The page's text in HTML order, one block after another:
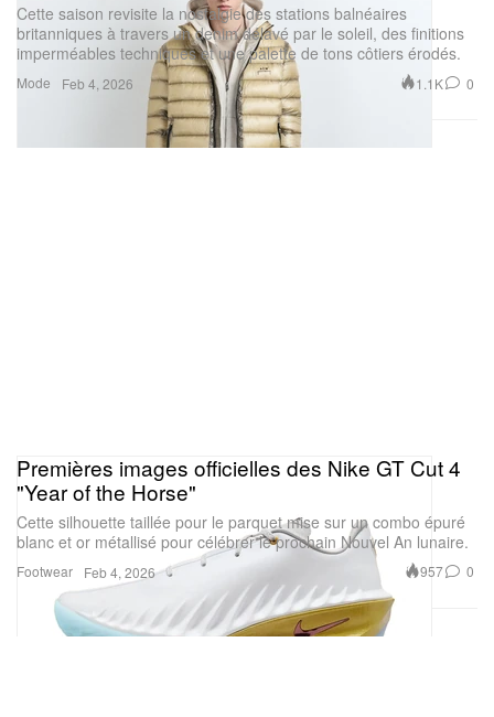
Mode
Cette saison revisite la nostalgie des stations balnéaires
britanniques à travers un denim délavé par le soleil, des finitions
imperméables techniques et une palette de tons côtiers érodés.
Feb 4, 2026 1.1K 0
Footwear
Premières images officielles des Nike GT Cut 4
"Year of the Horse"
Cette silhouette taillée pour le parquet mise sur un combo épuré
blanc et or métallisé pour célébrer le prochain Nouvel An lunaire.
Feb 4, 2026 957 0